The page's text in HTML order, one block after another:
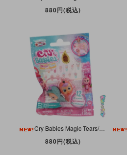
880円(税込)
Cry Babies Magic Tears/クライベイビーズマジックティアーズ・Minis 2 Pack/ミニズ2パック・JENNA & FANCY/ジェナ＆ファンシー・フィギュア・IMC Toys
880円(税込)